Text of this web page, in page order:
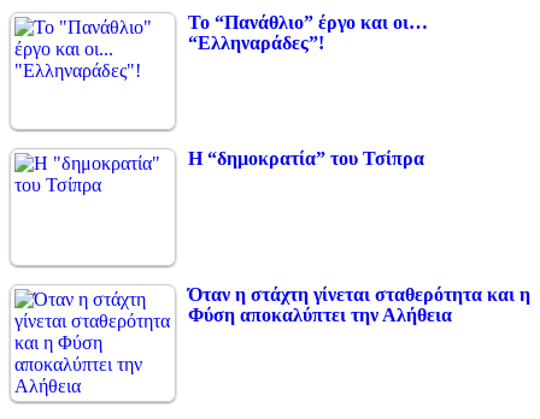
Το “Πανάθλιο” έργο και οι…
“Ελληναράδες”!
Η “δημοκρατία” του Τσίπρα
Όταν η στάχτη γίνεται σταθερότητα και η
Φύση αποκαλύπτει την Αλήθεια